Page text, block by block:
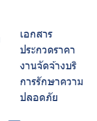
เอกสาร
ประกวดราคา
งานจัดจ้างบริ
การรักษาความ
ปลอดภัย